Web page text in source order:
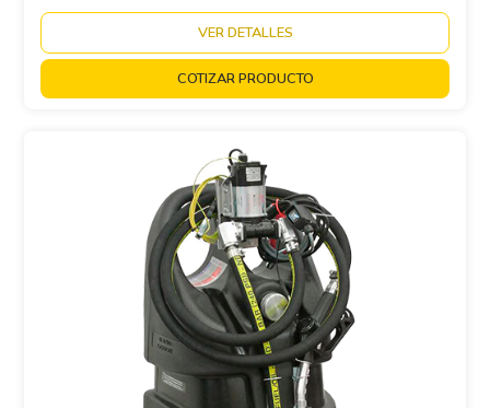
VER DETALLES
COTIZAR PRODUCTO